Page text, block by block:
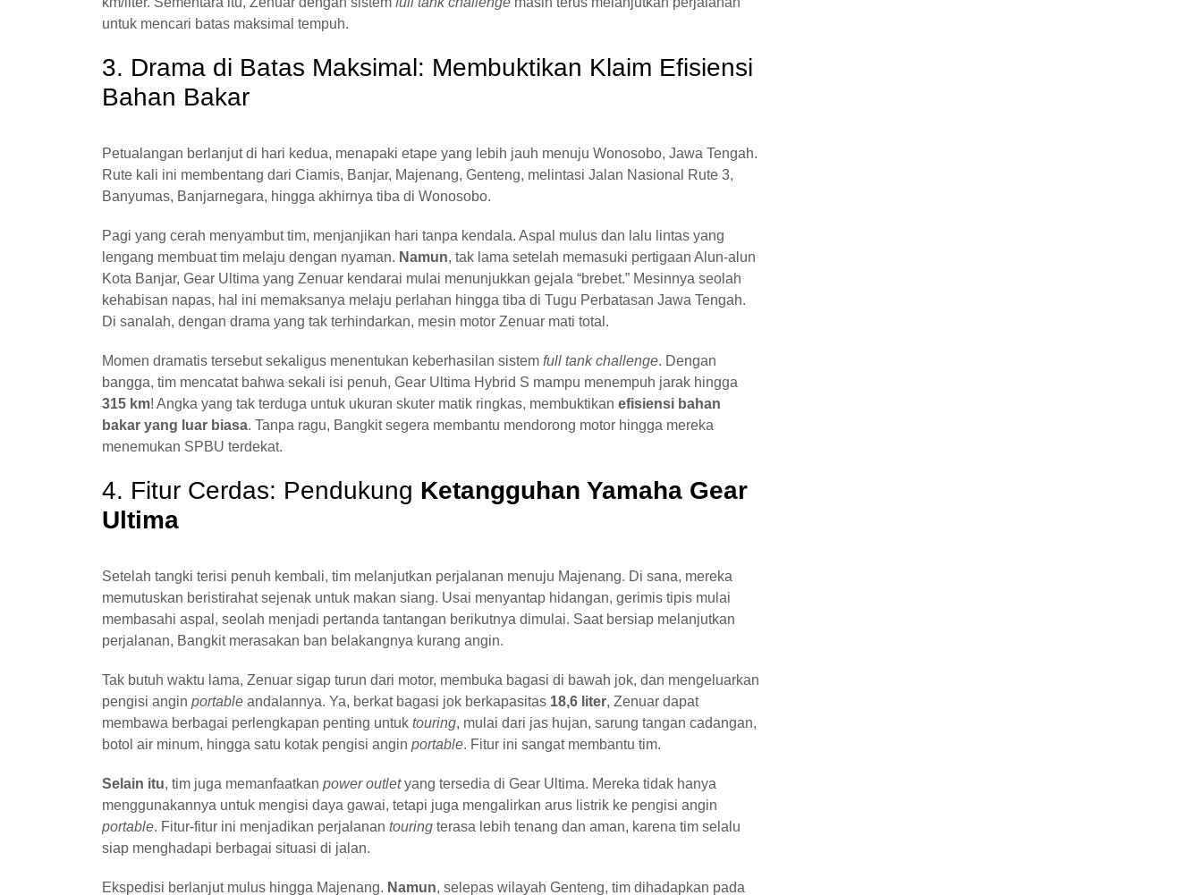
untuk mencari batas maksimal tempuh.
3. Drama di Batas Maksimal: Membuktikan Klaim Efisiensi
Bahan Bakar
Petualangan berlanjut di hari kedua, menapaki etape yang lebih jauh menuju Wonosobo, Jawa Tengah.
Rute kali ini membentang dari Ciamis, Banjar, Majenang, Genteng, melintasi Jalan Nasional Rute 3,
Banyumas, Banjarnegara, hingga akhirnya tiba di Wonosobo.
Pagi yang cerah menyambut tim, menjanjikan hari tanpa kendala. Aspal mulus dan lalu lintas yang
lengang membuat tim melaju dengan nyaman. Namun, tak lama setelah memasuki pertigaan Alun-alun
Kota Banjar, Gear Ultima yang Zenuar kendarai mulai menunjukkan gejala “brebet.” Mesinnya seolah
kehabisan napas, hal ini memaksanya melaju perlahan hingga tiba di Tugu Perbatasan Jawa Tengah.
Di sanalah, dengan drama yang tak terhindarkan, mesin motor Zenuar mati total.
Momen dramatis tersebut sekaligus menentukan keberhasilan sistem full tank challenge. Dengan
bangga, tim mencatat bahwa sekali isi penuh, Gear Ultima Hybrid S mampu menempuh jarak hingga
315 km! Angka yang tak terduga untuk ukuran skuter matik ringkas, membuktikan efisiensi bahan
bakar yang luar biasa. Tanpa ragu, Bangkit segera membantu mendorong motor hingga mereka
menemukan SPBU terdekat.
4. Fitur Cerdas: Pendukung Ketangguhan Yamaha Gear
Ultima
Setelah tangki terisi penuh kembali, tim melanjutkan perjalanan menuju Majenang. Di sana, mereka
memutuskan beristirahat sejenak untuk makan siang. Usai menyantap hidangan, gerimis tipis mulai
membasahi aspal, seolah menjadi pertanda tantangan berikutnya dimulai. Saat bersiap melanjutkan
perjalanan, Bangkit merasakan ban belakangnya kurang angin.
Tak butuh waktu lama, Zenuar sigap turun dari motor, membuka bagasi di bawah jok, dan mengeluarkan
pengisi angin portable andalannya. Ya, berkat bagasi jok berkapasitas 18,6 liter, Zenuar dapat
membawa berbagai perlengkapan penting untuk touring, mulai dari jas hujan, sarung tangan cadangan,
botol air minum, hingga satu kotak pengisi angin portable. Fitur ini sangat membantu tim.
Selain itu, tim juga memanfaatkan power outletyang tersedia di Gear Ultima. Mereka tidak hanya
menggunakannya untuk mengisi daya gawai, tetapi juga mengalirkan arus listrik ke pengisi angin
portable. Fitur-fitur ini menjadikan perjalanan touring terasa lebih tenang dan aman, karena tim selalu
siap menghadapi berbagai situasi di jalan.
Ekspedisi berlanjut mulus hingga Majenang. Namun, selepas wilayah Genteng, tim dihadapkan pada